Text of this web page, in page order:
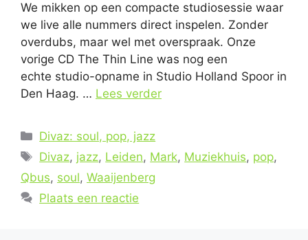
We mikken op een compacte studiosessie waar
we live alle nummers direct inspelen. Zonder
overdubs, maar wel met overspraak. Onze
vorige CD The Thin Line was nog een
echte studio-opname in Studio Holland Spoor in
Den Haag. … Lees verder
Categorieën
Divaz: soul, pop, jazz
Tags
Divaz, jazz, Leiden, Mark, Muziekhuis, pop,
Qbus, soul, Waaijenberg
Plaats een reactie